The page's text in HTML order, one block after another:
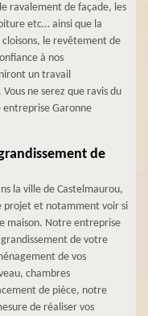
ravalement de façade, les
etc… ainsi que la
le revêtement de
à nos
un travail
ne serez que ravis du
Garonne
de
la ville de Castelmaurou,
projet et notamment voir si
maison. Notre entreprise
de votre
de vos
chambres
de pièce, notre
de réaliser vos